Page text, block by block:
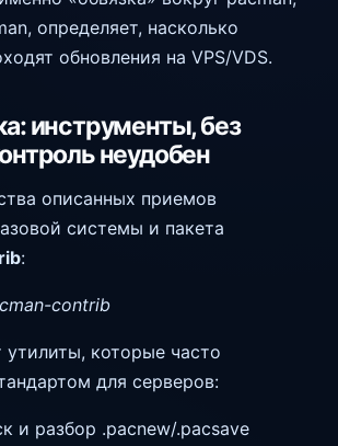
определяет, насколько
обновления на VPS/VDS.
инструменты, без
неудобен
описанных приемов
системы и пакета
:
contrib
утилиты, которые часто
для серверов:
и разбор .pacnew/.pacsave